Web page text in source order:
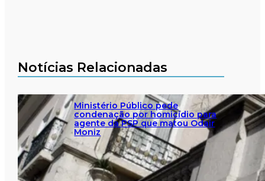
Notícias Relacionadas
Ministério Público pede
condenação por homicídio para
agente da PSP que matou Odair
Moniz